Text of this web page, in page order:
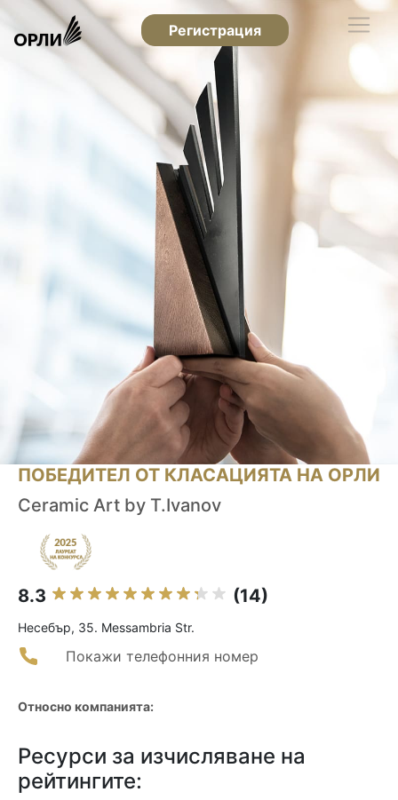
Регистрация
ПОБЕДИТЕЛ ОТ КЛАСАЦИЯТА НА ОРЛИ
Ceramic Art by T.Ivanov
8.3 (14)
Несебър, 35. Messambria Str.
Покажи телефонния номер
Относно компанията:
Ресурси за изчисляване на
рейтингите: